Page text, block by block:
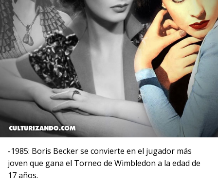
-1985: Boris Becker se convierte en el jugador más
joven que gana el Torneo de Wimbledon a la edad de
17 años.